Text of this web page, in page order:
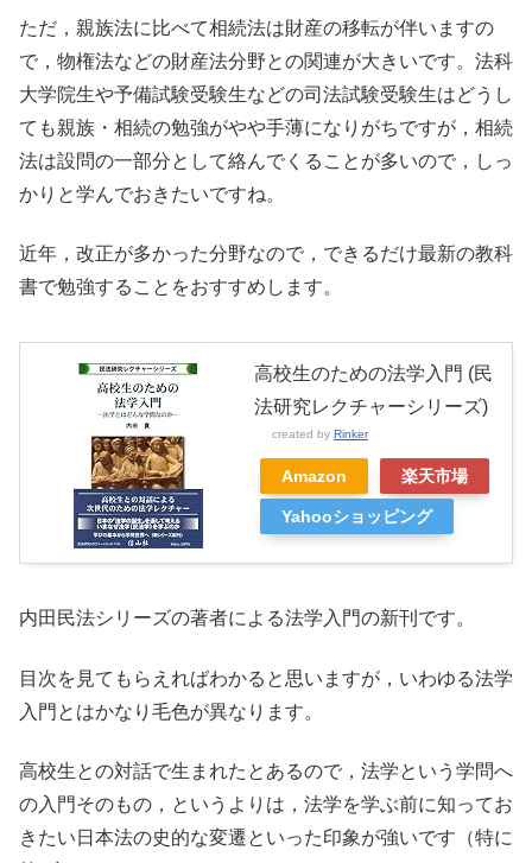
ただ，親族法に比べて相続法は財産の移転が伴いますの
で，物権法などの財産法分野との関連が大きいです。法科
大学院生や予備試験受験生などの司法試験受験生はどうし
ても親族・相続の勉強がやや手薄になりがちですが，相続
法は設問の一部分として絡んでくることが多いので，しっ
かりと学んでおきたいですね。
近年，改正が多かった分野なので，できるだけ最新の教科
書で勉強することをおすすめします。
高校生のための法学入門 (民
法研究レクチャーシリーズ)
created by Rinker
Amazon 楽天市場
Yahooショッピング
内田民法シリーズの著者による法学入門の新刊です。
目次を見てもらえればわかると思いますが，いわゆる法学
入門とはかなり毛色が異なります。
高校生との対話で生まれたとあるので，法学という学問へ
の入門そのもの，というよりは，法学を学ぶ前に知ってお
きたい日本法の史的な変遷といった印象が強いです（特に